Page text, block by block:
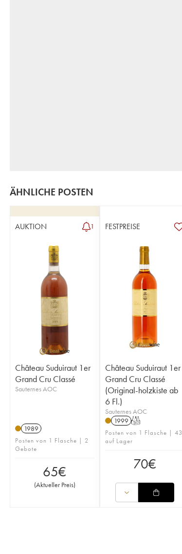
ÄHNLICHE POSTEN
AUKTION 1
Château Suduiraut 1er
Grand Cru Classé
Sauternes AOC
1989
Posten von 1 Flasche | 2
Gebote
65€
(Aktueller Preis)
FESTPREISE
Château Suduiraut 1er
Grand Cru Classé
(Original-holzkiste ab
6 Fl.)
Sauternes AOC
1999 T
Posten von 1 Flasche | 43
auf Lager
70€